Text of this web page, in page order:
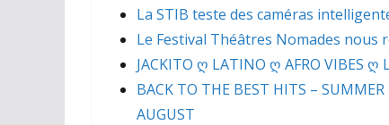
La STIB teste des caméras
Le Festival Théâtres Nomades nous
JACKITO ღ LATINO ღ AFRO VIBES ღ
BACK TO THE BEST HITS –
AUGUST